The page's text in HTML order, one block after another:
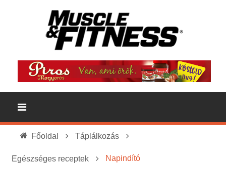
Főoldal Táplálkozás
Egészséges receptek Napindító